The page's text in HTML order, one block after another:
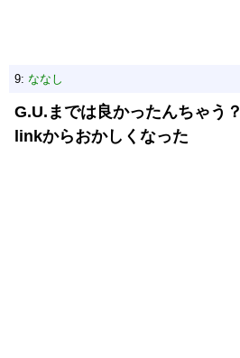
9: ななし
G.U.までは良かったんちゃう？
linkからおかしくなった